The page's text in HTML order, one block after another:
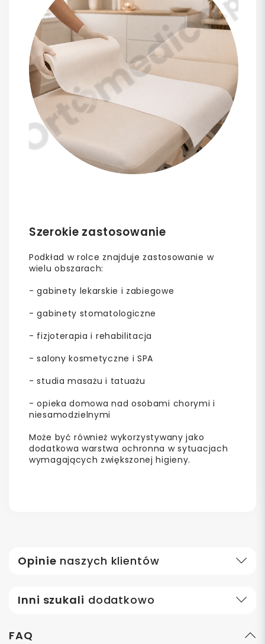
Szerokie zastosowanie
Podkład w rolce znajduje zastosowanie w
wielu obszarach:
- gabinety lekarskie i zabiegowe
- gabinety stomatologiczne
- fizjoterapia i rehabilitacja
- salony kosmetyczne i SPA
- studia masażu i tatuażu
- opieka domowa nad osobami chorymi i
niesamodzielnymi
Może być również wykorzystywany jako
dodatkowa warstwa ochronna w sytuacjach
wymagających zwiększonej higieny.
Opinie naszych klientów
Inni szukali dodatkowo
FAQ